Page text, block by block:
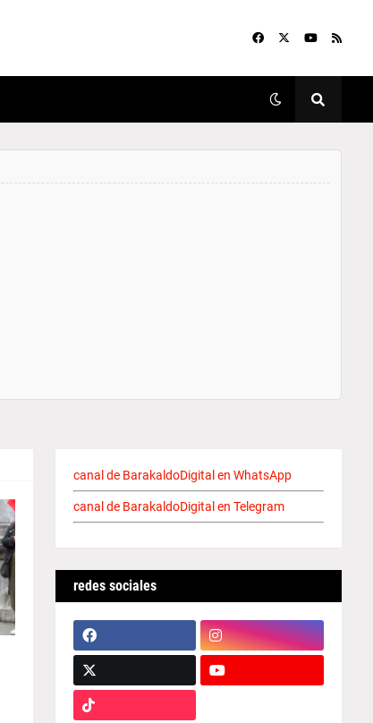
canal de BarakaldoDigital en WhatsApp
canal de BarakaldoDigital en Telegram
redes sociales